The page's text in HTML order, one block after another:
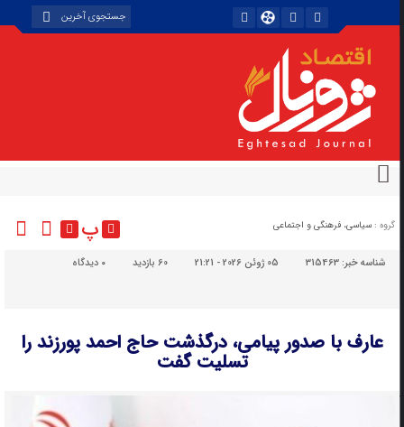
گروه : سیاسی، فرهنگی و اجتماعی پ
شناسه خبر:315463 05 ژوئن 2026 - 21:21 60 بازدید دیدگاه
عارف با صدور پیامی، درگذشت حاج احمد پورزند را
تسلیت گفت